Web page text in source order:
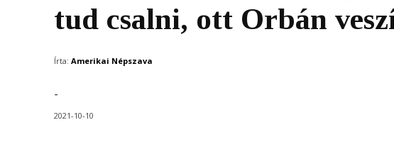
tud csalni, ott Orbán
Írta: Amerikai Népszava
-
2021-10-10